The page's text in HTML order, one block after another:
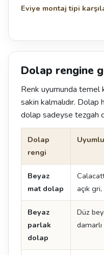
Eviye montaj tipi
Dolap rengine
Renk uyumunda temel
sakin kalmalıdır.
dolap sadeyse tezgah
Dolap
rengi
Beyaz
mat dolap
açık
Beyaz
parlak
dolap
Düz